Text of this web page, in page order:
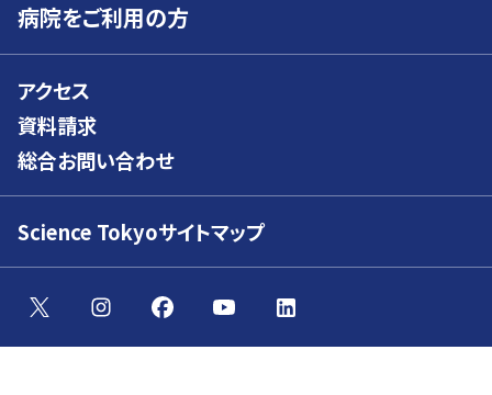
病院をご利用の方
アクセス
資料請求
総合お問い合わせ
Science Tokyoサイトマップ